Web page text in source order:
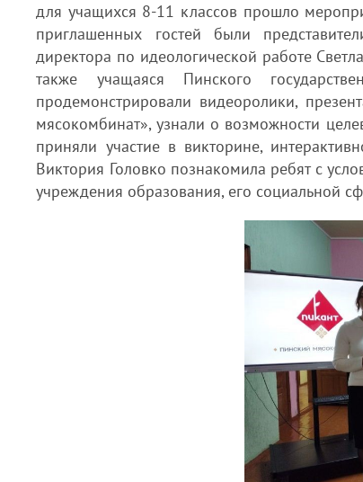
для учащихся 8-11 классов прошло
приглашенных гостей были
директора по идеологической работе
также учащаяся Пинского
продемонстрировали видеоролики,
мясокомбинат», узнали о возможности
приняли участие в викторине,
Виктория Головко познакомила ребят с
учреждения образования, его социальной